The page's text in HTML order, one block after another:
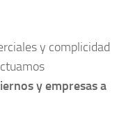
y complicidad
y empresas a